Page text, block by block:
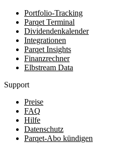
Portfolio-Tracking
Parqet Terminal
Dividendenkalender
Integrationen
Parqet Insights
Finanzrechner
Elbstream Data
Support
Preise
FAQ
Hilfe
Datenschutz
Parqet-Abo kündigen